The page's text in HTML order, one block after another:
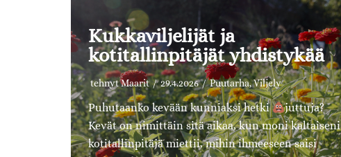
Kukkaviljelijät ja
kotitallinpitäjät yhdistykää
tehnytMaarit 29.4.2026 Puutarha,Viljely
Puhutaanko kevään kunniaksi hetki
juttuja?
Kevät on nimittäin sitä aikaa, kun moni kaltaiseni
kotitallinpitäjä miettii, mihin ihmeeseen saisi